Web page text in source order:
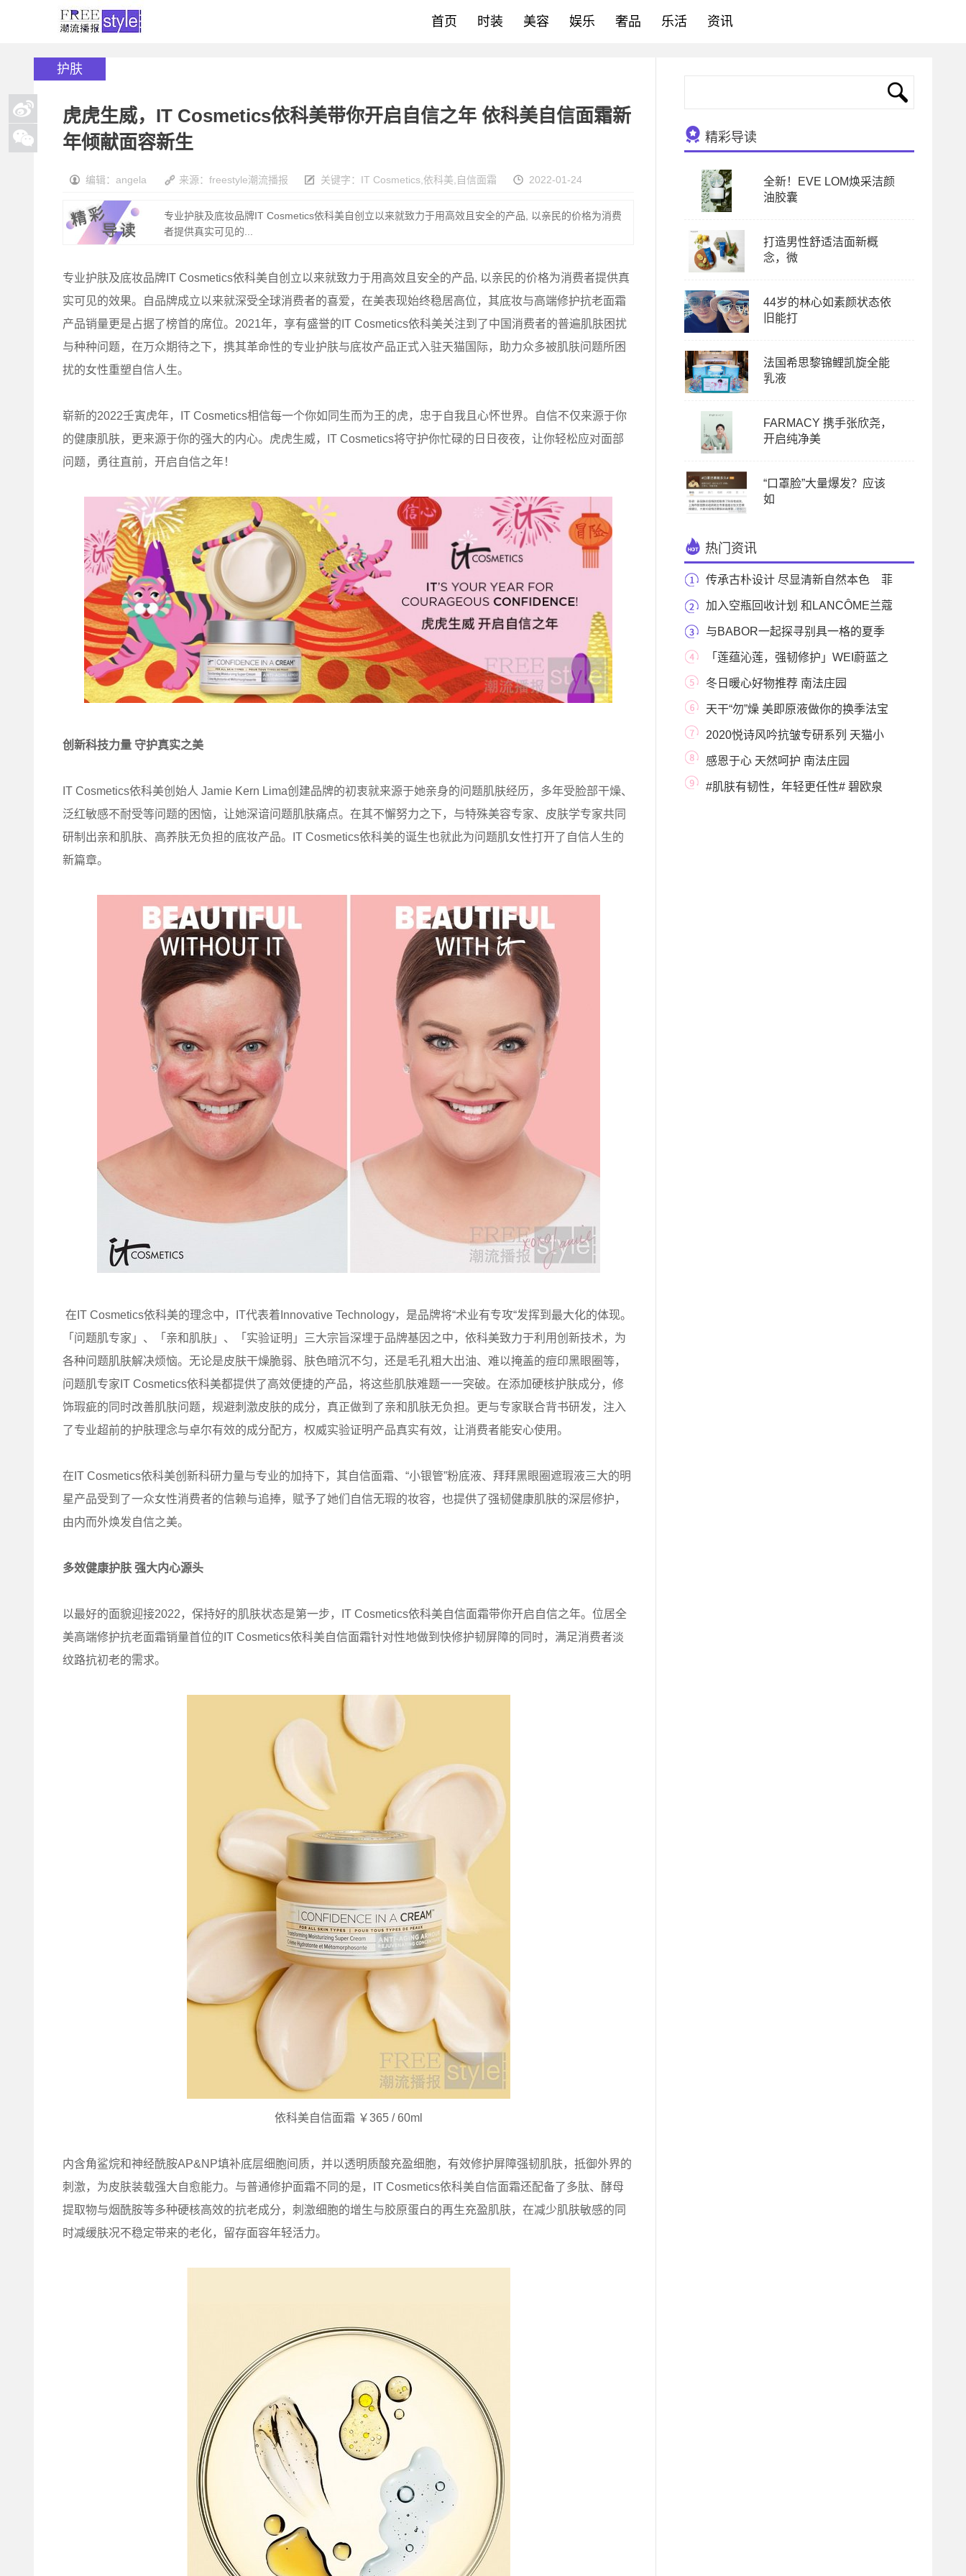
首页 时装 美容 娱乐 奢品 乐活 资讯
护肤
虎虎生威，IT Cosmetics依科美带你开启自信之年 依科美自信面霜新
年倾献面容新生
编辑：angela 来源：freestyle潮流播报 关键字： IT Cosmetics 依科美 自信面霜 2022-01-24
专业护肤及底妆品牌IT Cosmetics依科美自创立以来就致力于用高效且安全的产品, 以亲民的价格为消费
者提供真实可见的...
专业护肤及底妆品牌IT Cosmetics依科美自创立以来就致力于用高效且安全的产品, 以亲民的价格为消费者提供真
实可见的效果。自品牌成立以来就深受全球消费者的喜爱，在美表现始终稳居高位，其底妆与高端修护抗老面霜
产品销量更是占据了榜首的席位。2021年，享有盛誉的IT Cosmetics依科美关注到了中国消费者的普遍肌肤困扰
与种种问题，在万众期待之下，携其革命性的专业护肤与底妆产品正式入驻天猫国际，助力众多被肌肤问题所困
扰的女性重塑自信人生。
崭新的2022壬寅虎年，IT Cosmetics相信每一个你如同生而为王的虎，忠于自我且心怀世界。自信不仅来源于你
的健康肌肤，更来源于你的强大的内心。虎虎生威，IT Cosmetics将守护你忙碌的日日夜夜，让你轻松应对面部
问题，勇往直前，开启自信之年！
创新科技力量 守护真实之美
IT Cosmetics依科美创始人 Jamie Kern Lima创建品牌的初衷就来源于她亲身的问题肌肤经历，多年受脸部干燥、
泛红敏感不耐受等问题的困恼，让她深谙问题肌肤痛点。在其不懈努力之下，与特殊美容专家、皮肤学专家共同
研制出亲和肌肤、高养肤无负担的底妆产品。IT Cosmetics依科美的诞生也就此为问题肌女性打开了自信人生的
新篇章。
在IT Cosmetics依科美的理念中，IT代表着Innovative Technology，是品牌将“术业有专攻“发挥到最大化的体现。
「问题肌专家」、「亲和肌肤」、「实验证明」三大宗旨深埋于品牌基因之中，依科美致力于利用创新技术，为
各种问题肌肤解决烦恼。无论是皮肤干燥脆弱、肤色暗沉不匀，还是毛孔粗大出油、难以掩盖的痘印黑眼圈等，
问题肌专家IT Cosmetics依科美都提供了高效便捷的产品，将这些肌肤难题一一突破。在添加硬核护肤成分，修
饰瑕疵的同时改善肌肤问题，规避刺激皮肤的成分，真正做到了亲和肌肤无负担。更与专家联合背书研发，注入
了专业超前的护肤理念与卓尔有效的成分配方，权威实验证明产品真实有效，让消费者能安心使用。
在IT Cosmetics依科美创新科研力量与专业的加持下，其自信面霜、“小银管”粉底液、拜拜黑眼圈遮瑕液三大的明
星产品受到了一众女性消费者的信赖与追捧，赋予了她们自信无瑕的妆容，也提供了强韧健康肌肤的深层修护，
由内而外焕发自信之美。
多效健康护肤 强大内心源头
以最好的面貌迎接2022，保持好的肌肤状态是第一步，IT Cosmetics依科美自信面霜带你开启自信之年。位居全
美高端修护抗老面霜销量首位的IT Cosmetics依科美自信面霜针对性地做到快修护韧屏障的同时，满足消费者淡
纹路抗初老的需求。
依科美自信面霜 ￥365 / 60ml
内含角鲨烷和神经酰胺AP&NP填补底层细胞间质，并以透明质酸充盈细胞，有效修护屏障强韧肌肤，抵御外界的
刺激，为皮肤装载强大自愈能力。与普通修护面霜不同的是，IT Cosmetics依科美自信面霜还配备了多肽、酵母
提取物与烟酰胺等多种硬核高效的抗老成分，刺激细胞的增生与胶原蛋白的再生充盈肌肤，在减少肌肤敏感的同
时减缓肤况不稳定带来的老化，留存面容年轻活力。
精彩导读
全新！EVE LOM焕采洁颜
油胶囊
打造男性舒适洁面新概
念，微
44岁的林心如素颜状态依
旧能打
法国希思黎锦鲤凯旋全能
乳液
FARMACY 携手张欣尧，
开启纯净美
“口罩脸”大量爆发？应该
如
热门资讯
传承古朴设计 尽显清新自然本色 菲
诗小铺米水
加入空瓶回收计划 和LANCÔME兰蔻
一起守护地球
与BABOR一起探寻别具一格的夏季
亚琛 「莲蕴沁莲，强韧修护」WEI蔚蓝之
美沁莲莹润系
冬日暖心好物推荐 南法庄园
（PANIER DES SENS）植物
天干“勿”燥 美即原液做你的换季法宝
2020悦诗风吟抗皱专研系列 天猫小
黑盒全网首发
感恩于心 天然呵护 南法庄园
（PANIER DES SENS） 传
#肌肤有韧性，年轻更任性# 碧欧泉